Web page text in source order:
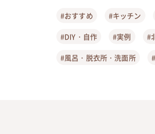
#おすすめ #キッチン
#DIY・自作 #実例 #
#風呂・脱衣所・洗面所